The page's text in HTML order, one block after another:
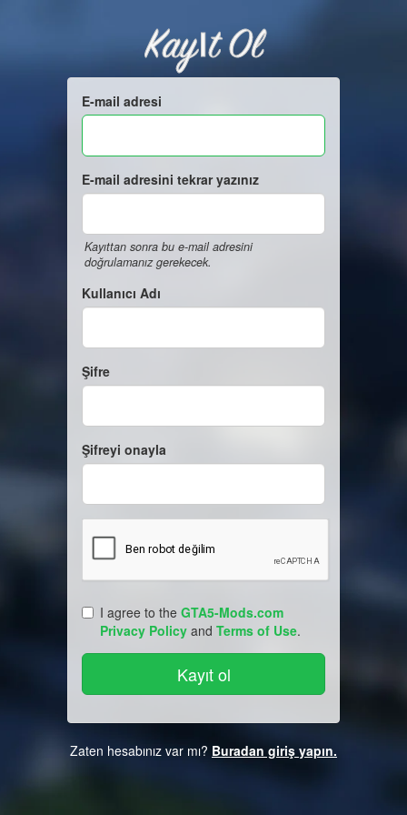
Kayıt Ol
E-mail adresi
E-mail adresini tekrar yazınız
Kayıttan sonra bu e-mail adresini
doğrulamanız gerekecek.
Kullanıcı Adı
Şifre
Şifreyi onayla
I agree to the GTA5-Mods.com
Privacy Policy and Terms of Use.
Zaten hesabınız var mı? Buradan giriş yapın.